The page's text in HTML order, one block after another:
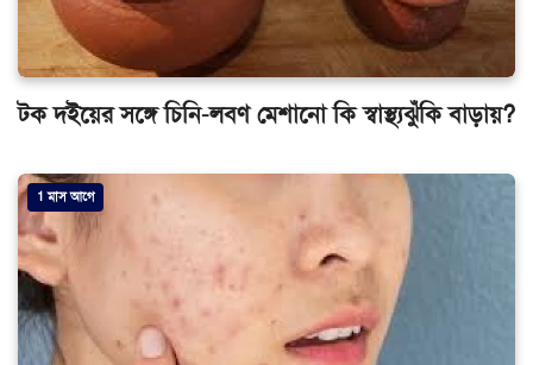
টক দইয়ের সঙ্গে চিনি-লবণ মেশানো কি স্বাস্থ্যঝুঁকি বাড়ায়?
1 মাস আগে